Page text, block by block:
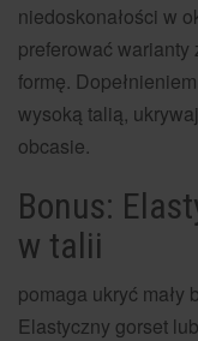
niedoskonałości w
preferować warianty
formę.
wysoką talią,
obcasie.
Bonus:
w talii
pomaga ukryć mały
Elastyczny gorset